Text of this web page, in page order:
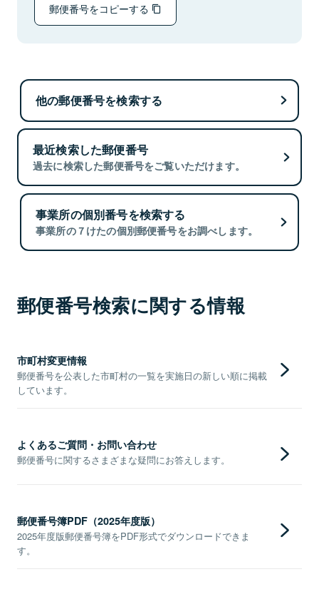
郵便番号をコピーする
他の郵便番号を検索する
最近検索した郵便番号
過去に検索した郵便番号をご覧いただけます。
事業所の個別番号を検索する
事業所の７けたの個別郵便番号をお調べします。
郵便番号検索に関する情報
市町村変更情報
郵便番号を公表した市町村の一覧を実施日の新しい順に掲載
しています。
よくあるご質問・お問い合わせ
郵便番号に関するさまざまな疑問にお答えします。
郵便番号簿PDF（2025年度版）
2025年度版郵便番号簿をPDF形式でダウンロードできま
す。